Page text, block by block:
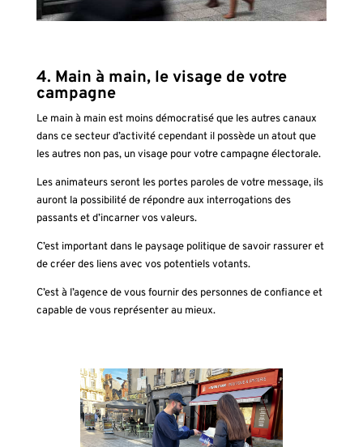
4. Main à main, le visage de votre
campagne
Le main à main est moins démocratisé que les autres canaux
dans ce secteur d’activité cependant il possède un atout que
les autres non pas, un visage pour votre campagne électorale.
Les animateurs seront les portes paroles de votre message, ils
auront la possibilité de répondre aux interrogations des
passants et d’incarner vos valeurs.
C’est important dans le paysage politique de savoir rassurer et
de créer des liens avec vos potentiels votants.
C’est à l’agence de vous fournir des personnes de confiance et
capable de vous représenter au mieux.